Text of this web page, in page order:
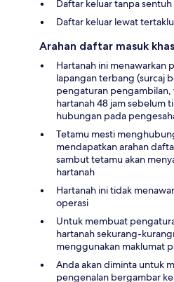
Daftar keluar tanpa
Daftar keluar lewat
Arahan daftar masuk khas
Hartanah ini menawarkan
lapangan terbang (surcaj
pengaturan
hartanah 48 jam sebelum
hubungan pada
Tetamu mesti
mendapatkan arahan
sambut tetamu akan
hartanah
Hartanah ini tidak
operasi
Untuk membuat
hartanah sekurang-
menggunakan maklumat
Anda akan diminta untuk
pengenalan bergambar